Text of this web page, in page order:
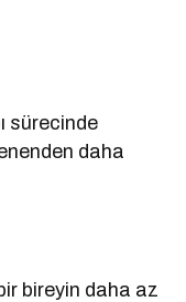
sürecinde
daha
bireyin daha az